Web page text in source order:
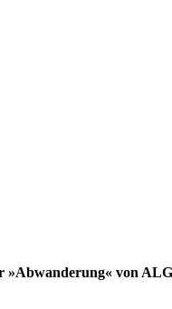
»Abwanderung« von